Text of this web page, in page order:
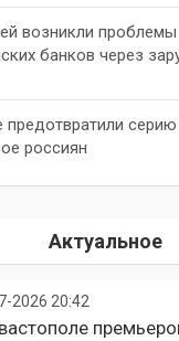
возникли
банков через
предотвратили серию
россиян
Актуальное
2026 20:42